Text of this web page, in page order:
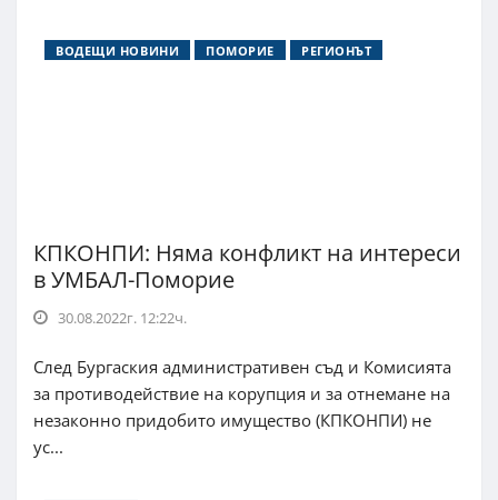
ВОДЕЩИ НОВИНИ ПОМОРИЕ РЕГИОНЪТ
КПКОНПИ: Няма конфликт на интереси
в УМБАЛ-Поморие
30.08.2022г. 12:22ч.
След Бургаския административен съд и Комисията
за противодействие на корупция и за отнемане на
незаконно придобито имущество (КПКОНПИ) не
ус...